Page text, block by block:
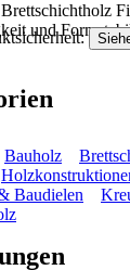
und
Bauholz
Baudielen